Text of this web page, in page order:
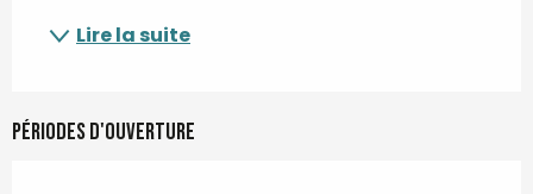
Lire la suite
Périodes d'ouverture